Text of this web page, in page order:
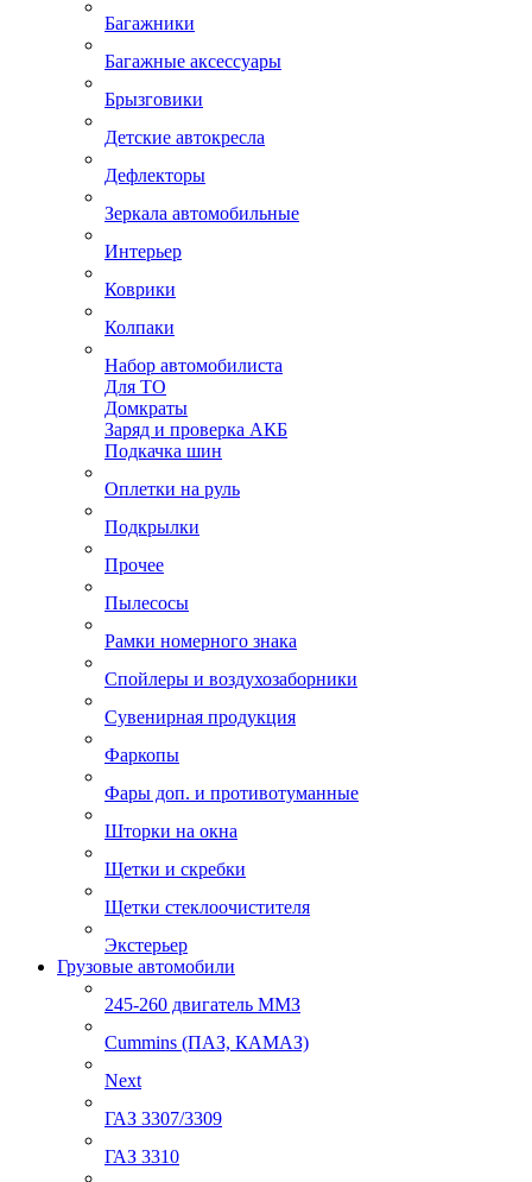
Багажники
Багажные аксессуары
Брызговики
Детские автокресла
Дефлекторы
Зеркала автомобильные
Интерьер
Коврики
Колпаки
Набор автомобилиста
Для ТО
Домкраты
Заряд и проверка АКБ
Подкачка шин
Оплетки на руль
Подкрылки
Прочее
Пылесосы
Рамки номерного знака
Спойлеры и воздухозаборники
Сувенирная продукция
Фаркопы
Фары доп. и противотуманные
Шторки на окна
Щетки и скребки
Щетки стеклоочистителя
Экстерьер
Грузовые автомобили
245-260 двигатель ММЗ
Cummins (ПАЗ, КАМАЗ)
Next
ГАЗ 3307/3309
ГАЗ 3310